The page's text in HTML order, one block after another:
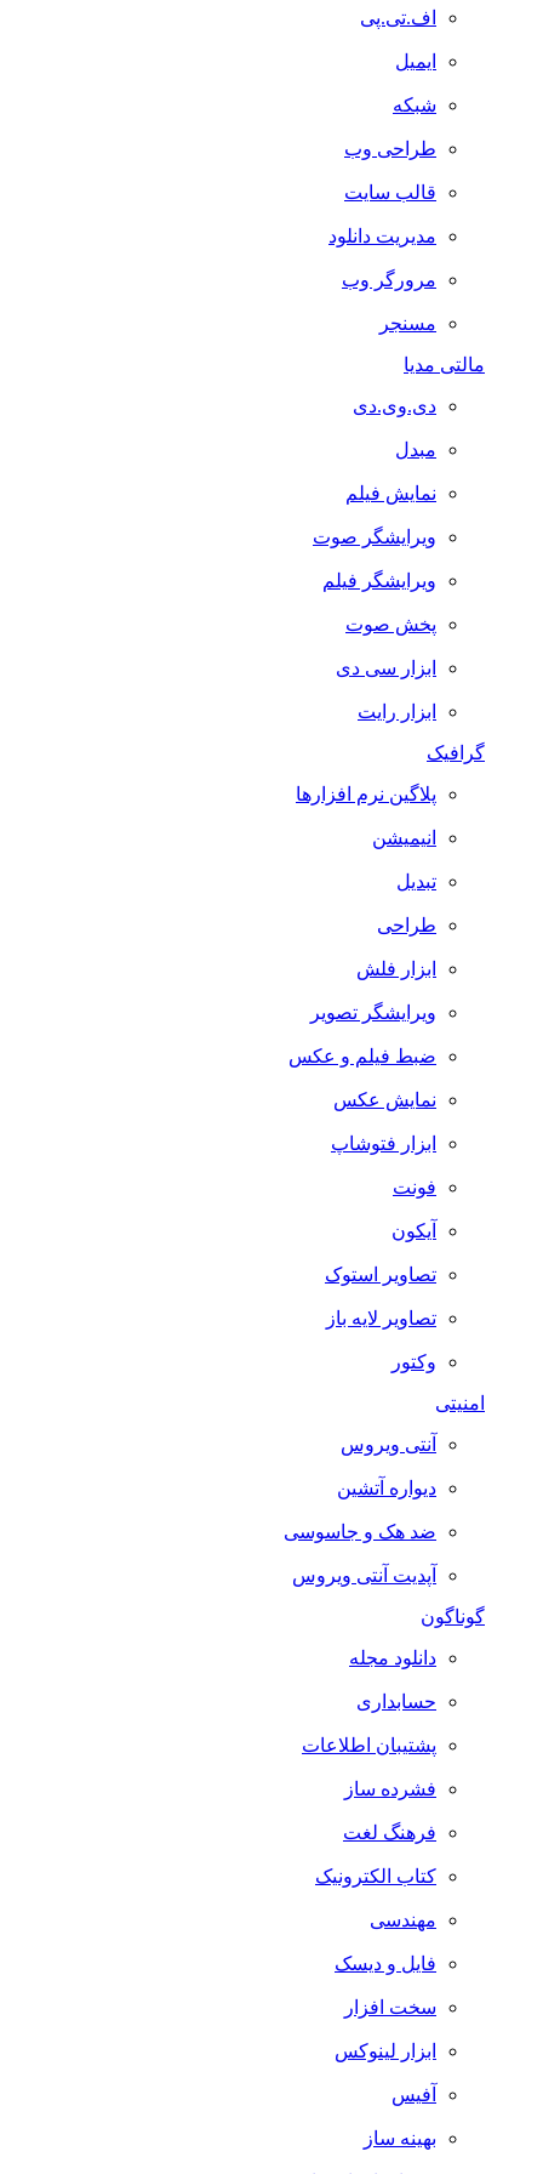
اف.تی.پی
ایمیل
شبکه
طراحی وب
قالب سایت
مدیریت دانلود
مرورگر وب
مسنجر
مالتی مدیا
دی.وی.دی
مبدل
نمایش فیلم
ویرایشگر صوت
ویرایشگر فیلم
پخش صوت
ابزار سی دی
ابزار رایت
گرافیک
پلاگین نرم افزارها
انیمیشن
تبدیل
طراحی
ابزار فلش
ویرایشگر تصویر
ضبط فيلم و عكس
نمایش عکس
ابزار فتوشاپ
فونت
آیکون
تصاویر استوک
تصاویر لایه باز
وکتور
امنیتی
آنتی ویروس
دیواره آتشین
ضد هک و جاسوسی
آپدیت آنتی ویروس
گوناگون
دانلود مجله
حسابداری
پشتیبان اطلاعات
فشرده ساز
فرهنگ لغت
کتاب الکترونیک
مهندسی
فایل و دیسک
سخت افزار
ابزار لینوکس
آفیس
بهینه ساز